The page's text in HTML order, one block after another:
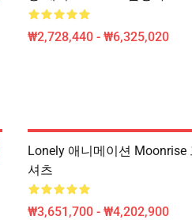
₩2,728,440 - ₩6,325,020
Lonely 애니메이션 Moonrise
셔츠
₩3,651,700 - ₩4,202,900